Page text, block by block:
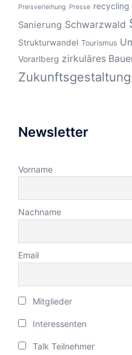
Preisverleihung Presse recycling
Sanierung Schwarzwald
Strukturwandel Tourismus
Vorarlberg zirkuläres
Zukunftsgestaltung
Newsletter
Vorname
Nachname
Email
Mitglieder
Interessenten
Talk Teilnehmer